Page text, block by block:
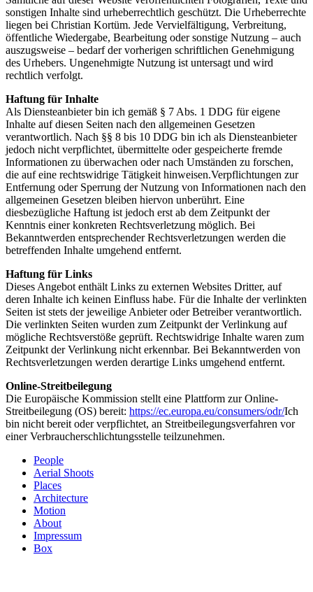
sonstigen Inhalte sind urheberrechtlich geschützt. Die Urheberrechte
liegen bei Christian Kortüm. Jede Vervielfältigung, Verbreitung,
öffentliche Wiedergabe, Bearbeitung oder sonstige Nutzung – auch
auszugsweise – bedarf der vorherigen schriftlichen Genehmigung
des Urhebers. Ungenehmigte Nutzung ist untersagt und wird
rechtlich verfolgt.
Haftung für Inhalte
Als Diensteanbieter bin ich gemäß § 7 Abs. 1 DDG für eigene
Inhalte auf diesen Seiten nach den allgemeinen Gesetzen
verantwortlich. Nach §§ 8 bis 10 DDG bin ich als Diensteanbieter
jedoch nicht verpflichtet, übermittelte oder gespeicherte fremde
Informationen zu überwachen oder nach Umständen zu forschen,
die auf eine rechtswidrige Tätigkeit hinweisen.Verpflichtungen zur
Entfernung oder Sperrung der Nutzung von Informationen nach den
allgemeinen Gesetzen bleiben hiervon unberührt. Eine
diesbezügliche Haftung ist jedoch erst ab dem Zeitpunkt der
Kenntnis einer konkreten Rechtsverletzung möglich. Bei
Bekanntwerden entsprechender Rechtsverletzungen werden die
betreffenden Inhalte umgehend entfernt.
Haftung für Links
Dieses Angebot enthält Links zu externen Websites Dritter, auf
deren Inhalte ich keinen Einfluss habe. Für die Inhalte der verlinkten
Seiten ist stets der jeweilige Anbieter oder Betreiber verantwortlich.
Die verlinkten Seiten wurden zum Zeitpunkt der Verlinkung auf
mögliche Rechtsverstöße geprüft. Rechtswidrige Inhalte waren zum
Zeitpunkt der Verlinkung nicht erkennbar. Bei Bekanntwerden von
Rechtsverletzungen werden derartige Links umgehend entfernt.
Online-Streitbeilegung
Die Europäische Kommission stellt eine Plattform zur Online-
Streitbeilegung (OS) bereit: https://ec.europa.eu/consumers/odr/Ich
bin nicht bereit oder verpflichtet, an Streitbeilegungsverfahren vor
einer Verbraucherschlichtungsstelle teilzunehmen.
People
Aerial Shoots
Places
Architecture
Motion
About
Impressum
Box